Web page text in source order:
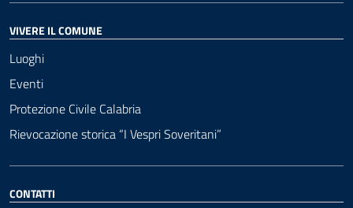
VIVERE IL COMUNE
Luoghi
Eventi
Protezione Civile Calabria
Rievocazione storica “I Vespri Soveritani”
CONTATTI